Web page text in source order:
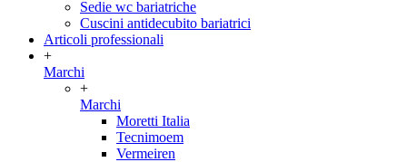
Sedie wc bariatriche
Cuscini antidecubito bariatrici
Articoli professionali
+
Marchi
+
Marchi
Moretti Italia
Tecnimoem
Vermeiren